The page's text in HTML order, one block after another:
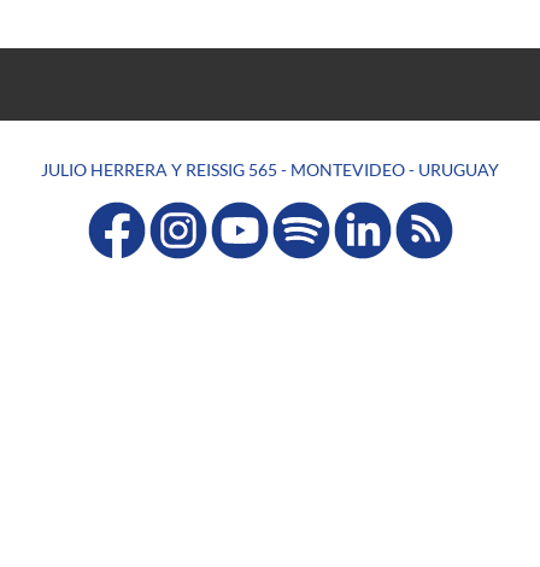
JULIO HERRERA Y REISSIG 565 - MONTEVIDEO - URUGUAY